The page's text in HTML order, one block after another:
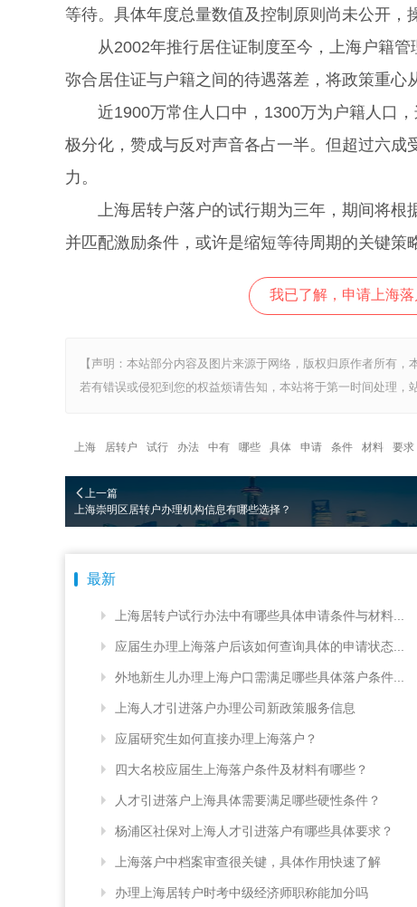
等待。具体年度总量数值及控制原则尚未公开，
从2002年推行居住证制度至今，上海户籍管
弥合居住证与户籍之间的待遇落差，将政策重心
近1900万常住人口中，1300万为户籍人口，
极分化，赞成与反对声音各占一半。但超过六
力。
上海居转户落户的试行期为三年，期间将根
并匹配激励条件，或许是缩短等待周期的关键策
我已了解，申请上海落
【声明：本站部分内容及图片来源于网络，版权归原作者所有
若有错误或侵犯到您的权益烦请告知，本站将于第一时间处理，
上海 居转户 试行 办法 中有 哪些 具体 申请 条件 材料 要求
上一篇
上海崇明区居转户办理机构信息有哪些选择？
最新
上海居转户试行办法中有哪些具体申请条件与材料...
应届生办理上海落户后该如何查询具体的申请状态...
外地新生儿办理上海户口需满足哪些具体落户条件...
上海人才引进落户办理公司新政策服务信息
应届研究生如何直接办理上海落户？
四大名校应届生上海落户条件及材料有哪些？
人才引进落户上海具体需要满足哪些硬性条件？
杨浦区社保对上海人才引进落户有哪些具体要求？
上海落户中档案审查很关键，具体作用快速了解
办理上海居转户时考中级经济师职称能加分吗